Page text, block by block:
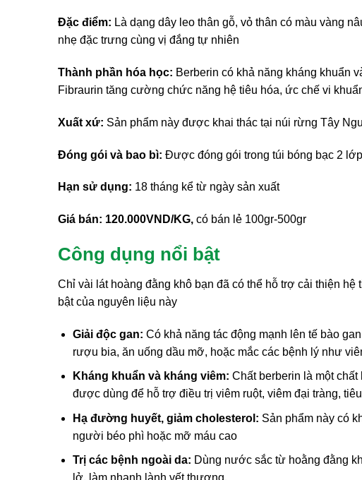
Đặc điểm: Là dạng dây leo thân gỗ, vỏ thân có màu vàng
nhẹ đặc trưng cùng vị đắng tự nhiên
Thành phần hóa học: Berberin có khả năng kháng khuẩn
Fibraurin tăng cường chức năng hệ tiêu hóa, ức chế vi
Xuất xứ: Sản phẩm này được khai thác tại núi rừng Tây
Đóng gói và bao bì: Được đóng gói trong túi bóng bạc 2
Hạn sử dụng: 18 tháng kể từ ngày sản xuất
Giá bán: 120.000VND/KG, có bán lẻ 100gr-500gr
Công dụng nổi bật
Chỉ vài lát hoàng đằng khô bạn đã có thể hỗ trợ cải thiện
bật của nguyên liệu này
Giải độc gan: Có khả năng tác động mạnh lên tế bào
rượu bia, ăn uống dầu mỡ, hoặc mắc các bệnh lý như
Kháng khuẩn và kháng viêm: Chất berberin là một
được dùng để hỗ trợ điều trị viêm ruột, viêm đại tràng,
Hạ đường huyết, giảm cholesterol: Sản phẩm này có
người béo phì hoặc mỡ máu cao
Trị các bệnh ngoài da: Dùng nước sắc từ hoằng đằng